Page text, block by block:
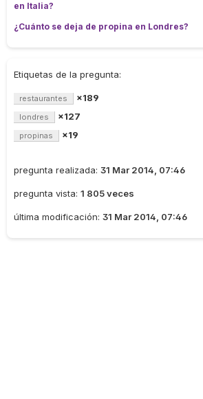
en Italia?
¿Cuánto se deja de propina en Londres?
Etiquetas de la pregunta:
restaurantes ×189
londres ×127
propinas ×19
pregunta realizada: 31 Mar 2014, 07:46
pregunta vista: 1 805 veces
última modificación: 31 Mar 2014, 07:46